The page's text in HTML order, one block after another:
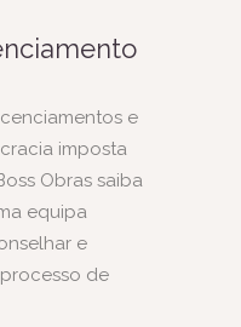
e
imposta
Obras saiba
equipa
e
de